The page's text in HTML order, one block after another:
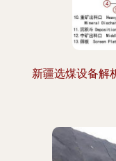
新疆选煤设备解